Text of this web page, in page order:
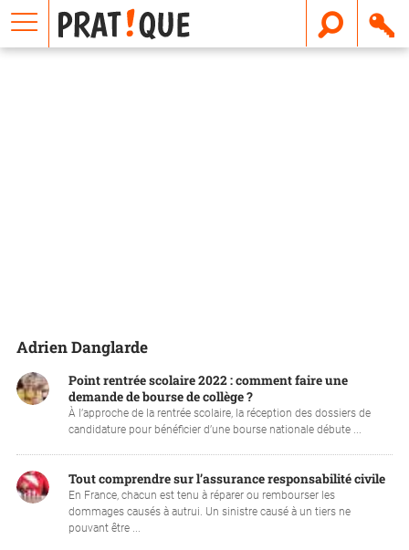
Adrien Danglarde
Point rentrée scolaire 2022 : comment faire une
demande de bourse de collège ?
À l’approche de la rentrée scolaire, la réception des dossiers de
candidature pour bénéficier d’une bourse nationale débute ...
Tout comprendre sur l’assurance responsabilité civile
En France, chacun est tenu à réparer ou rembourser les
dommages causés à autrui. Un sinistre causé à un tiers ne
pouvant être ...
E
m
a